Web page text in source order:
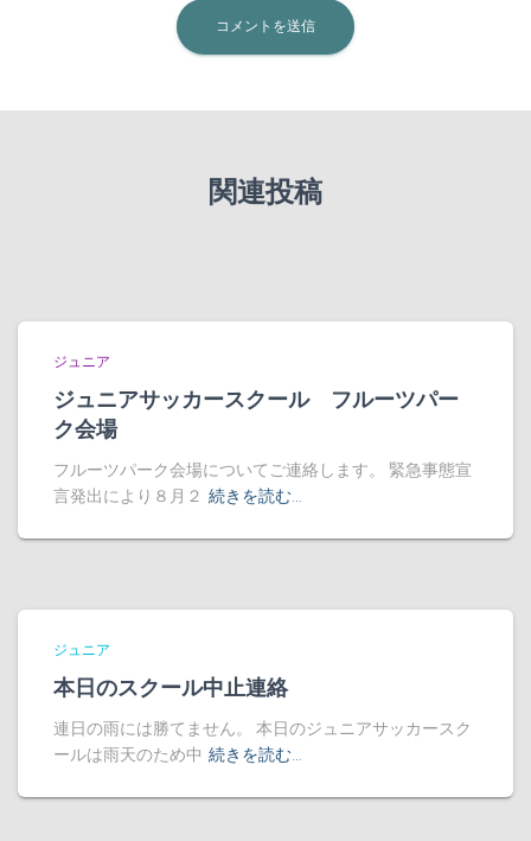
関連投稿
ジュニア
ジュニアサッカースクール フルーツパー
ク会場
フルーツパーク会場についてご連絡します。 緊急事態宣
言発出により８月２ 続きを読む…
ジュニア
本日のスクール中止連絡
連日の雨には勝てません。 本日のジュニアサッカースク
ールは雨天のため中 続きを読む…